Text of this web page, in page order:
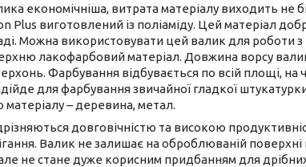
економічніша, витрата матеріалу виходить не
виготовлений із поліаміду. Цей матеріал
Можна використовувати цей валик для роботи з
лакофарбовий матеріал. Довжина ворсу
Фарбування відбувається по всій площі, на
для фарбування звичайної гладкої
матеріалу – деревина, метал.
довговічністю та високою
Валик не залишає на оброблюваній поверхні
не стане дуже корисним придбанням для